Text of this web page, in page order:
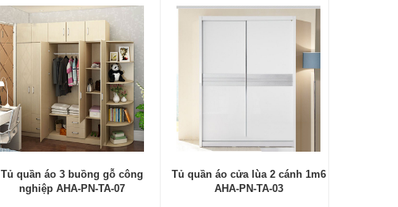
Tủ quần áo 3 buồng gỗ công
nghiệp AHA-PN-TA-07
Tủ quần áo cửa lùa 2 cánh 1m6
AHA-PN-TA-03